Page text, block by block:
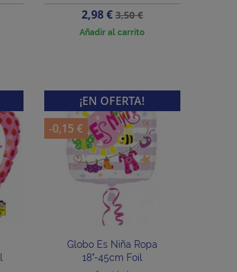
Precio
2,98 €Precio
base
3,50 €
Añadir al carrito
Globo Es Niña Ropa
18"-45cm Foil
¡EN OFERTA!
-0,15 €